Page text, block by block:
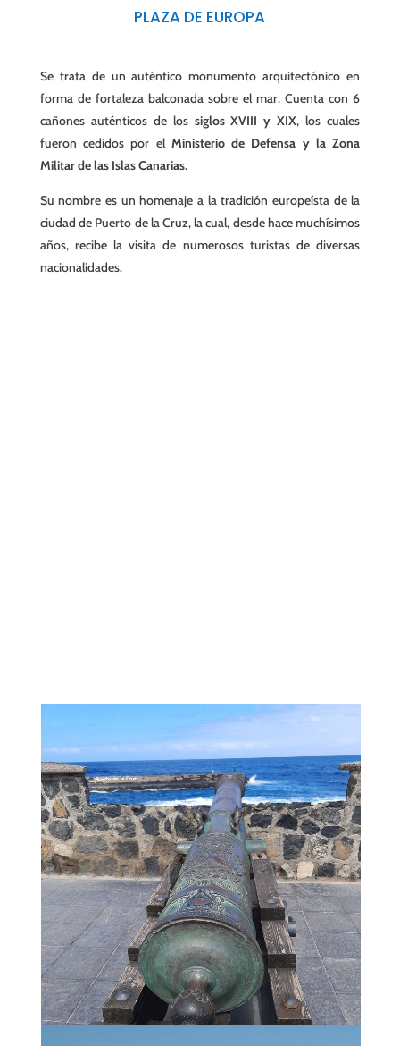
PLAZA DE EUROPA
Se trata de un auténtico monumento arquitectónico en
forma de fortaleza balconada sobre el mar. Cuenta con 6
cañones auténticos de los siglos XVIII y XIX, los cuales
fueron cedidos por el Ministerio de Defensa y la Zona
Militar de las Islas Canarias.
Su nombre es un homenaje a la tradición europeísta de la
ciudad de Puerto de la Cruz, la cual, desde hace muchísimos
años, recibe la visita de numerosos turistas de diversas
nacionalidades.